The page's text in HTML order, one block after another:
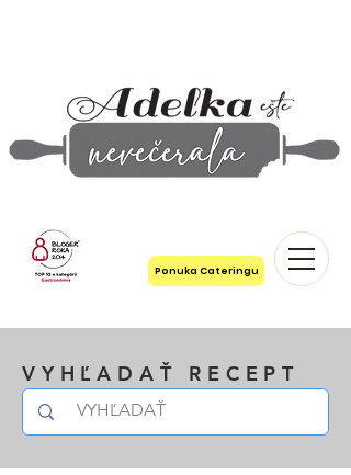
Ponuka Cateringu
VYHĽADAŤ RECEPT